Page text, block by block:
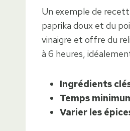
Un exemple de
paprika doux et du
vinaigre et offre du
à 6 heures,
Ingrédients
Temps
Varier les